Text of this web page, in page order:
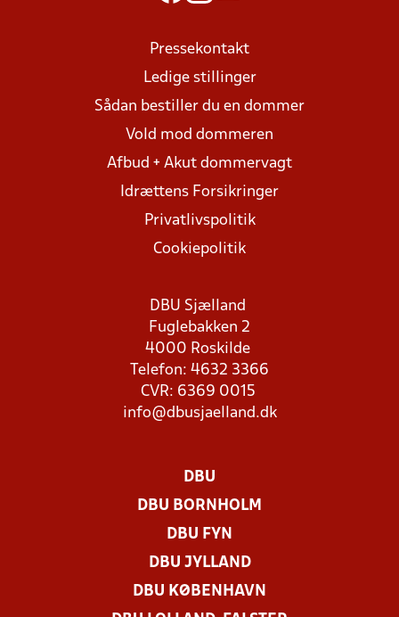
Pressekontakt
Ledige stillinger
Sådan bestiller du en dommer
Vold mod dommeren
Afbud + Akut dommervagt
Idrættens Forsikringer
Privatlivspolitik
Cookiepolitik
DBU Sjælland
Fuglebakken 2
4000 Roskilde
Telefon: 4632 3366
CVR: 6369 0015
info@dbusjaelland.dk
DBU
DBU BORNHOLM
DBU FYN
DBU JYLLAND
DBU KØBENHAVN